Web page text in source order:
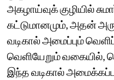
அகழாய்வுக் குழியில்
கட்டுமானமும், அதன்
வடிகால் அமைப்பும்
வெளியேறும் வகையில்,
இந்த வடிகால்